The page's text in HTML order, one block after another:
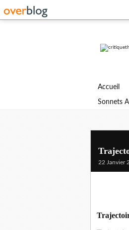
Accueil
Sonnets
22 Janvier